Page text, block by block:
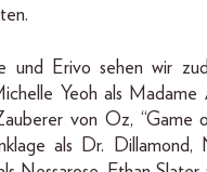
und Erivo sehen wir
Yeoh als Madame
von Oz, “Game
als Dr. Dillamond,